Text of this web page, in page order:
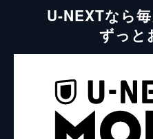
U-NEXTなら
ずっと